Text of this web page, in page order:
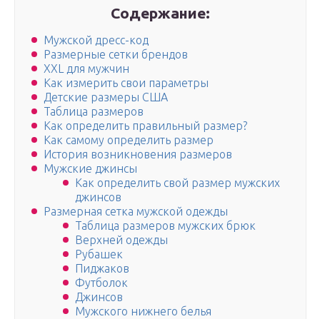
Содержание:
Мужской дресс-код
Размерные сетки брендов
XXL для мужчин
Как измерить свои параметры
Детские размеры США
Таблица размеров
Как определить правильный размер?
Как самому определить размер
История возникновения размеров
Мужские джинсы
Как определить свой размер мужских
джинсов
Размерная сетка мужской одежды
Таблица размеров мужских брюк
Верхней одежды
Рубашек
Пиджаков
Футболок
Джинсов
Мужского нижнего белья